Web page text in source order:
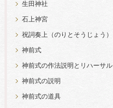
生田神社
石上神宮
祝詞奏上（のりとそうじょう）
神前式
神前式の作法説明とリハーサル
神前式の説明
神前式の道具